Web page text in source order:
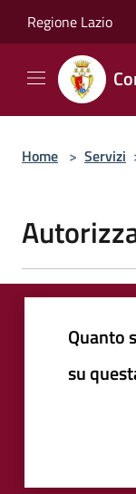
Regione Lazio
Home > Servizi
Quanto
su